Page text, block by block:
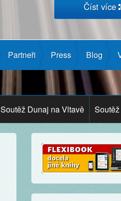
Číst více
Partneři Press Blog
Soutěž Dunaj na Vltavě